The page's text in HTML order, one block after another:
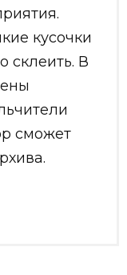
кусочки
склеить. В
сможет